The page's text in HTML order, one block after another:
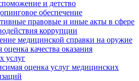
и детство
обеспечение
правовые и иные акты в сфере
коррупции
медицинской справки на оружие
качества оказания
услуг
оценка услуг медицинскиx